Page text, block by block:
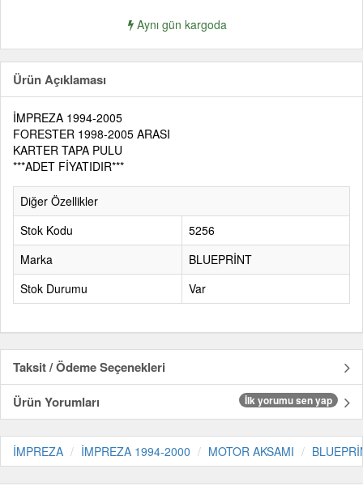
Aynı gün kargoda
Ürün Açıklaması
İMPREZA 1994-2005
FORESTER 1998-2005 ARASI
KARTER TAPA PULU
***ADET FİYATIDIR***
Diğer Özellikler
Stok Kodu
5256
Marka
BLUEPRİNT
Stok Durumu
Var
Taksit / Ödeme Seçenekleri
Ürün Yorumları
İlk yorumu sen yap
İMPREZA İMPREZA 1994-2000 MOTOR AKSAMI